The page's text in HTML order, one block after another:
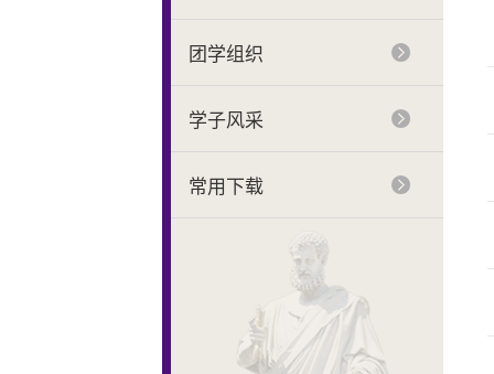
团学组织
学子风采
常用下载